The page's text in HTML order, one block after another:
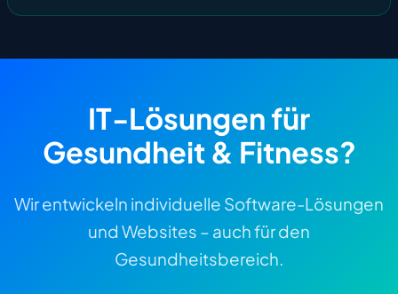
IT-Lösungen für
Gesundheit & Fitness?
Wir entwickeln individuelle Software-Lösungen
und Websites – auch für den
Gesundheitsbereich.